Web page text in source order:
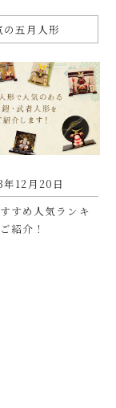
の五月人形
年12月20日
すめ人気ランキ
紹介！